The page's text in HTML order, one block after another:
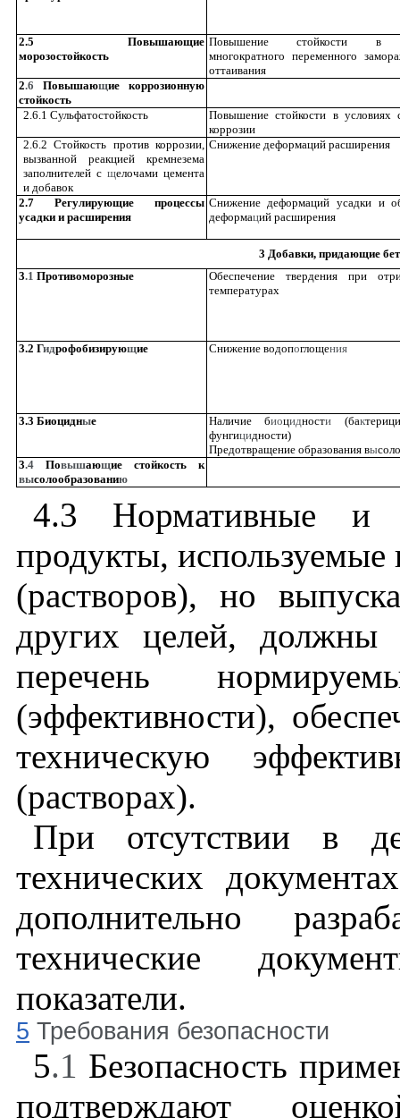
2.5 Повышающие
морозостойкость
Повышение стойкости в
многократного переменного
оттаивания
2.6 Повышающие коррозионную
стойкость
2.6.1 Сульфатостойкость
Повышение стойкости в условиях
коррозии
2.6.2 Стойкость против коррозии,
вызванной реакцией кремнезема
заполнителей сщелочами цемента
и добавок
Снижение деформаций расширения
2.7 Регулирующие процессы
усадки и расширения
Снижение деформаций усадки и
деформаций расширения
3 Добавки, придающие
3.1 Противоморозные
Обеспечение твердения при
температурах
3.2 Гидрофобизирующие Снижение водопоглощения
3.3 Биоцидные Наличие биоцидности (бак
фунгицидности)
Предотвращение образования вы
3.4Повышающие стойкость к
высолообразованию
4.3 Нормативные и
продукты, используемые
(растворов), но
других целей, должны
перечень
(эффективности),
техническую
(растворах).
При отсутствии в
технических
дополнительно
технические
показатели.
5 Требования безопасности
5.1 Безопасность
подтверждают